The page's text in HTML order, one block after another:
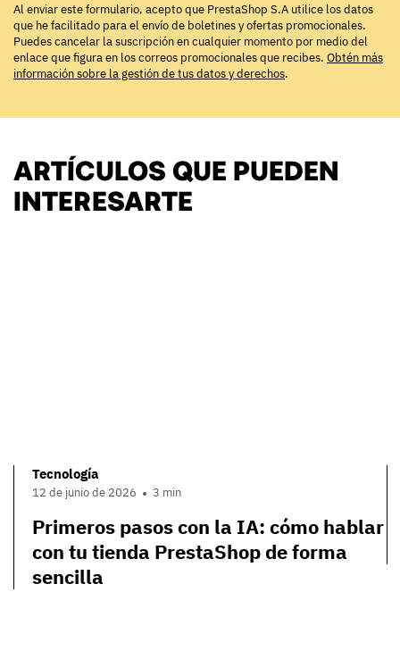
Al enviar este formulario, acepto que PrestaShop S.A utilice los datos
que he facilitado para el envío de boletines y ofertas promocionales.
Puedes cancelar la suscripción en cualquier momento por medio del
enlace que figura en los correos promocionales que recibes. Obtén más
información sobre la gestión de tus datos y derechos.
ARTÍCULOS QUE PUEDEN
INTERESARTE
Tecnología
12 de junio de 2026 3 min
Primeros pasos con la IA: cómo hablar
con tu tienda PrestaShop de forma
sencilla